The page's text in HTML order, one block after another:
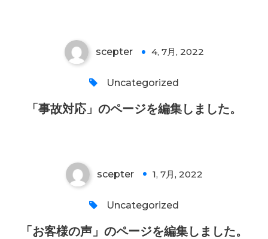
scepter 4, 7月, 2022
Uncategorized
「事故対応」のページを編集しました。
「お客様の声」のページを編集しまし
scepter 1, 7月, 2022
Uncategorized
「お客様の声」のページを編集しました。